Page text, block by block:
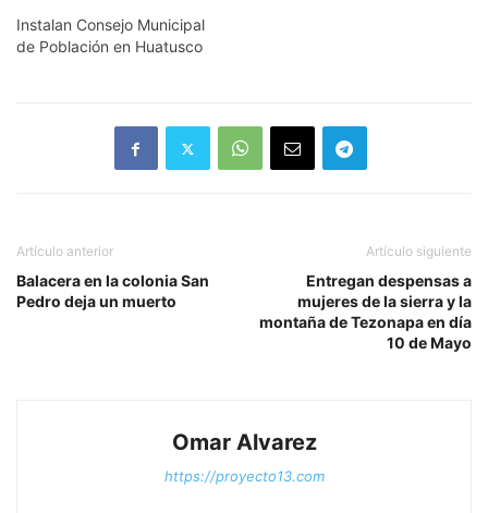
Instalan Consejo Municipal
de Población en Huatusco
Artículo anterior
Balacera en la colonia San
Pedro deja un muerto
Artículo siguiente
Entregan despensas a
mujeres de la sierra y la
montaña de Tezonapa en día
10 de Mayo
Omar Alvarez
https://proyecto13.com